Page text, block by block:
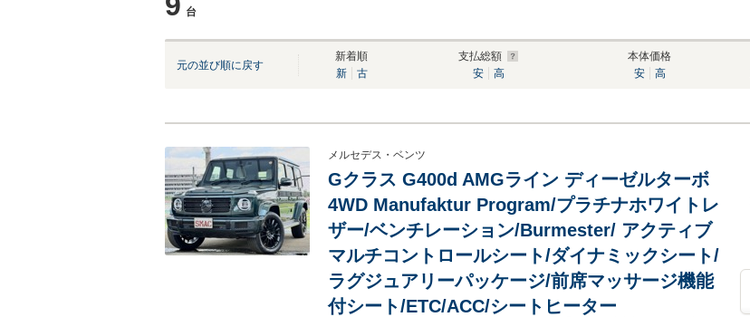
台
元の並び順に戻す
新着順
新
古
支払総額
安
高
本体価格
安
高
メルセデス・ベンツ
Gクラス G400d AMGライン ディーゼルターボ
4WD Manufaktur Program/プラチナホワイトレ
ザー/ベンチレーション/Burmester/ アクティブ
マルチコントロールシート/ダイナミックシート/
ラグジュアリーパッケージ/前席マッサージ機能
付シート/ETC/ACC/シートヒーター